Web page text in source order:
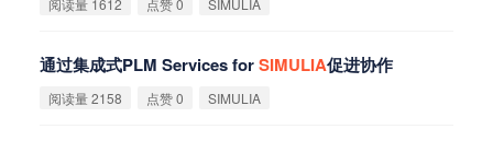
通过集成式PLM Services forSIMULIA促进协作
阅读量 2158 点赞 0 SIMULIA